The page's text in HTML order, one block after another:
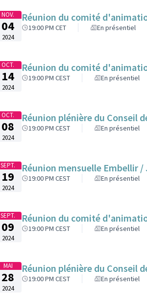
NOV.
04
2024
Réunion du comité
19:00 PM CET En présentiel
OCT.
14
2024
Réunion du comité
19:00 PM CEST En présentiel
OCT.
08
2024
Réunion plénière du Conseil
19:00 PM CEST En présentiel
SEPT.
19
2024
Réunion mensuelle
19:00 PM CEST En présentiel
SEPT.
09
2024
Réunion du comité
19:00 PM CEST En présentiel
MAI
28
2024
Réunion plénière du Conseil
19:00 PM CEST En présentiel